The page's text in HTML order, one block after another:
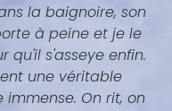
la baignoire, son
à peine et je le
qu'il s'asseye enfin.
une véritable
On rit, on